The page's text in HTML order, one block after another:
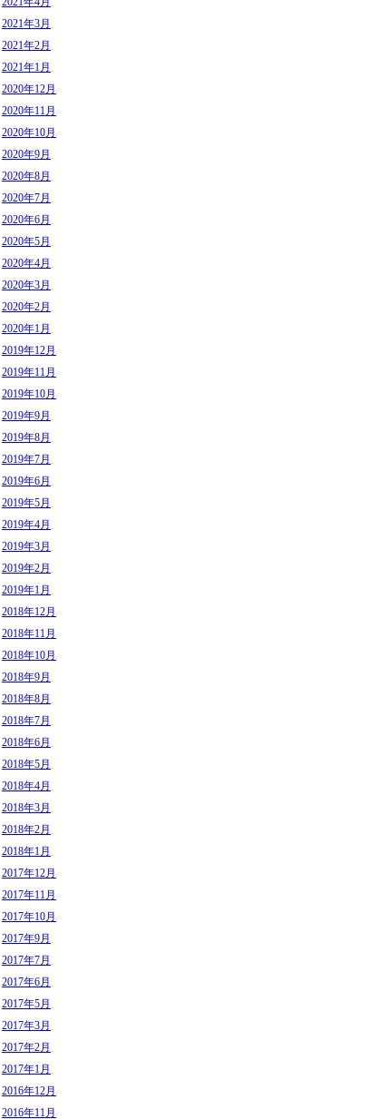
2021年3月
2021年2月
2021年1月
2020年12月
2020年11月
2020年10月
2020年9月
2020年8月
2020年7月
2020年6月
2020年5月
2020年4月
2020年3月
2020年2月
2020年1月
2019年12月
2019年11月
2019年10月
2019年9月
2019年8月
2019年7月
2019年6月
2019年5月
2019年4月
2019年3月
2019年2月
2019年1月
2018年12月
2018年11月
2018年10月
2018年9月
2018年8月
2018年7月
2018年6月
2018年5月
2018年4月
2018年3月
2018年2月
2018年1月
2017年12月
2017年11月
2017年10月
2017年9月
2017年7月
2017年6月
2017年5月
2017年3月
2017年2月
2017年1月
2016年12月
2016年11月